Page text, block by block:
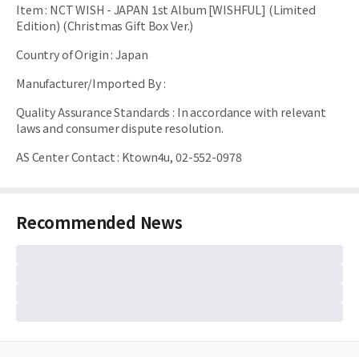
Item: NCT WISH - JAPAN 1st Album [WISHFUL] (Limited
Edition) (Christmas Gift Box Ver.)
Country of Origin:Japan
Manufacturer/Imported By:
Quality Assurance Standards : In accordance with relevant
laws and consumer dispute resolution.
AS Center Contact: Ktown4u, 02-552-0978
Recommended News